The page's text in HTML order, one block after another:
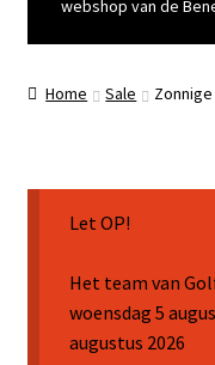
Golfbenodigdheden
webshop van de
Home Sale
Let OP!
Het team van
woensdag 5
augustus 2026